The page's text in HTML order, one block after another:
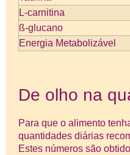
L-carnitina
ß-glucano
Energia Metabolizável
De olho na
Para que o alimento
quantidades diárias
Estes números são